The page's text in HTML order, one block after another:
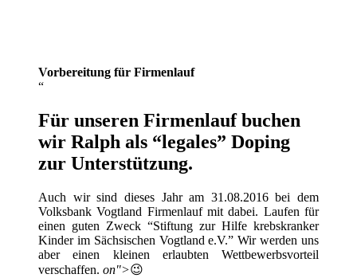
Vorbereitung für Firmenlauf
Für unseren Firmenlauf buchen
wir Ralph als “legales” Doping
zur Unterstützung.
Auch wir sind dieses Jahr am 31.08.2016 bei dem
Volksbank Vogtland Firmenlauf mit dabei. Laufen für
einen guten Zweck “Stiftung zur Hilfe krebskranker
Kinder im Sächsischen Vogtland e.V.” Wir werden uns
aber einen kleinen erlaubten Wettbewerbsvorteil
verschaffen. on">😉